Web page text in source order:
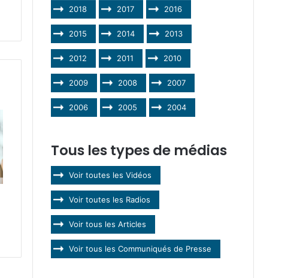
2018 2017 2016
2015 2014 2013
2012 2011 2010
2009 2008 2007
2006 2005 2004
Tous les types de médias
Voir toutes les Vidéos
Voir toutes les Radios
Voir tous les Articles
Voir tous les Communiqués de Presse